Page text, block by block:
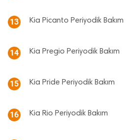
13 Kia Picanto Periyodik Bakım
14 Kia Pregio Periyodik Bakım
15 Kia Pride Periyodik Bakım
16 Kia Rio Periyodik Bakım